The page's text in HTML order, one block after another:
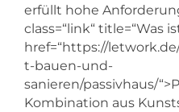
erfüllt hohe
class=“link“ title=“Was
href=“https://
t-bauen-und-
sanieren/passivhaus/
Kombination aus